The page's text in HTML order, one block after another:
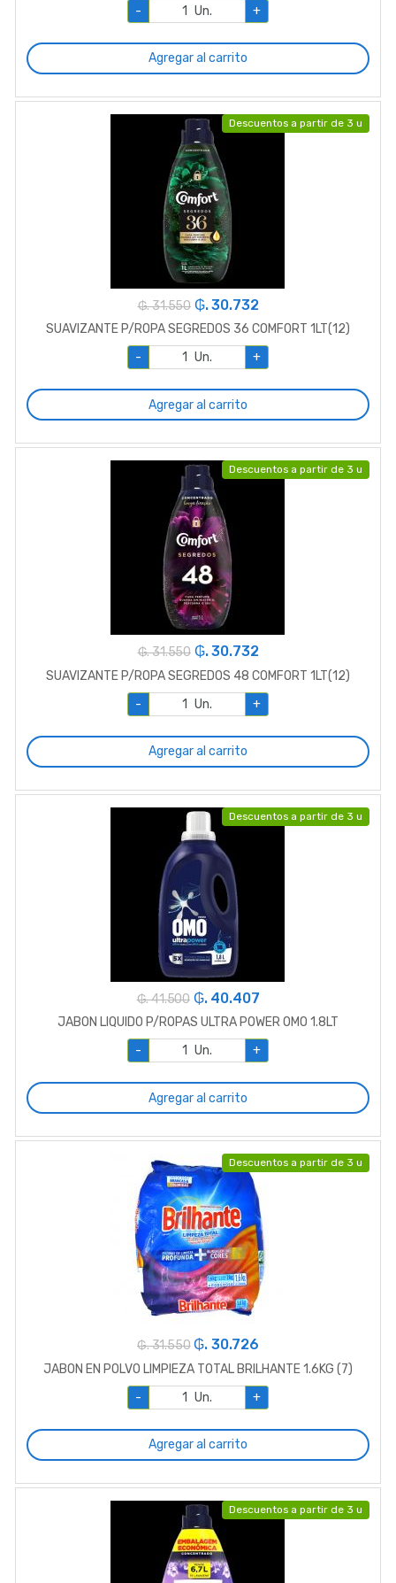
-
Un. +
Agregar al carrito
Descuentos a partir de 3 u
₲. 31.550 ₲. 30.732
SUAVIZANTE P/ROPA SEGREDOS 36 COMFORT 1LT(12)
-
Un. +
Agregar al carrito
Descuentos a partir de 3 u
₲. 31.550 ₲. 30.732
SUAVIZANTE P/ROPA SEGREDOS 48 COMFORT 1LT(12)
-
Un. +
Agregar al carrito
Descuentos a partir de 3 u
₲. 41.500 ₲. 40.407
JABON LIQUIDO P/ROPAS ULTRA POWER OMO 1.8LT
-
Un. +
Agregar al carrito
Descuentos a partir de 3 u
₲. 31.550 ₲. 30.726
JABON EN POLVO LIMPIEZA TOTAL BRILHANTE 1.6KG (7)
-
Un. +
Agregar al carrito
Descuentos a partir de 3 u